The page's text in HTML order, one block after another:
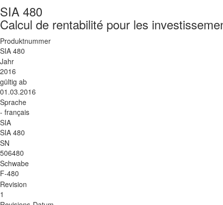
SIA 480
Calcul de rentabilité pour les
Produktnummer
SIA 480
Jahr
2016
gültig ab
01.03.2016
Sprache
- français
SIA
SIA 480
SN
506480
Schwabe
F-480
Revision
1